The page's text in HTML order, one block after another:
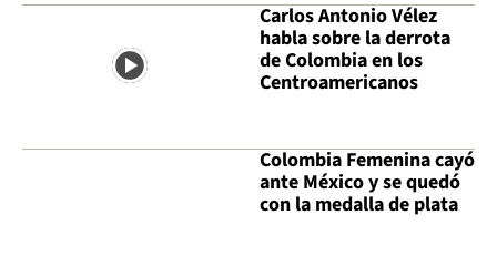
Carlos Antonio Vélez
habla sobre la derrota
de Colombia en los
Centroamericanos
Colombia Femenina cayó
ante México y se quedó
con la medalla de plata